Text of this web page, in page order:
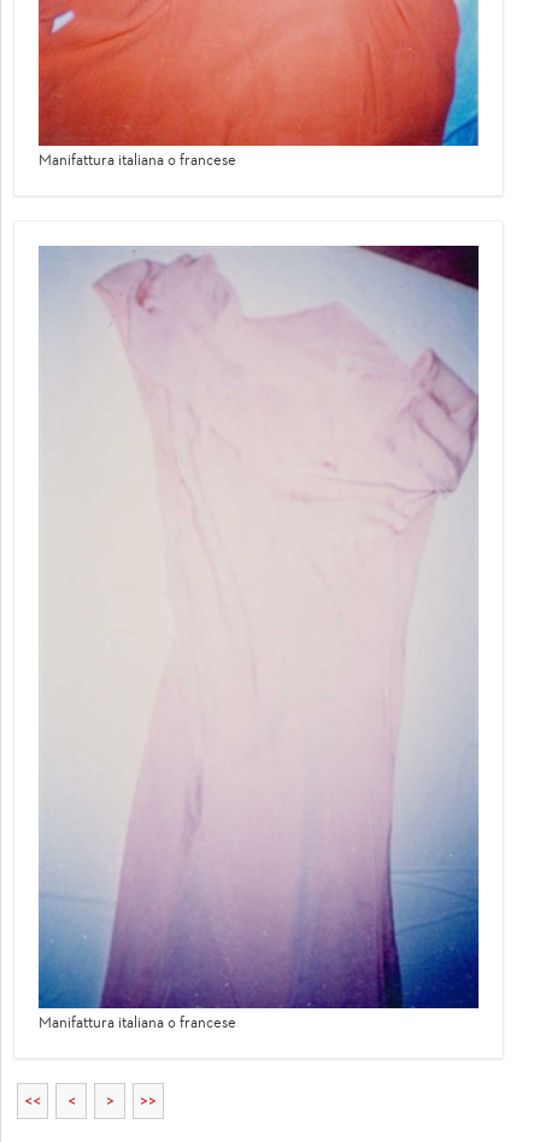
Manifattura italiana o francese
Manifattura italiana o francese
<< < > >>